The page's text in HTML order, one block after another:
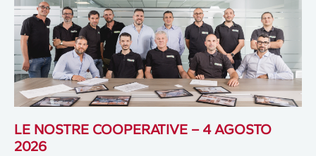
LE NOSTRE COOPERATIVE – 4 AGOSTO
2026